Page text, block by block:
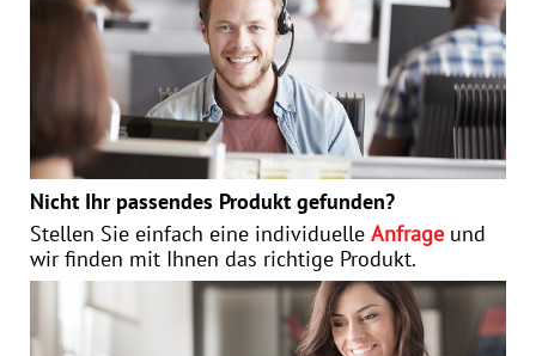
Nicht Ihr passendes Produkt gefunden?
Stellen Sie einfach eine individuelle Anfrage und
wir finden mit Ihnen das richtige Produkt.